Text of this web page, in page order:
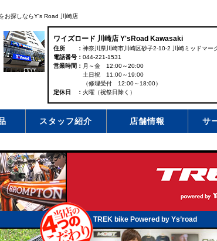
お探しならY's Road 川崎店
ワイズロード 川崎店 Y'sRoad Kawasaki
住所
神奈川県川崎市川崎区砂子2-10-2 川崎ミッドマー
電話番号
044-221-1531
営業時間
月～金 12:00～20:00
土日祝 11:00～19:00
（修理受付 12:00～18:00）
定休日
火曜（祝祭日除く）
スタッフ紹介 店舗情報 サ
TREK bike Powered by Ys’road